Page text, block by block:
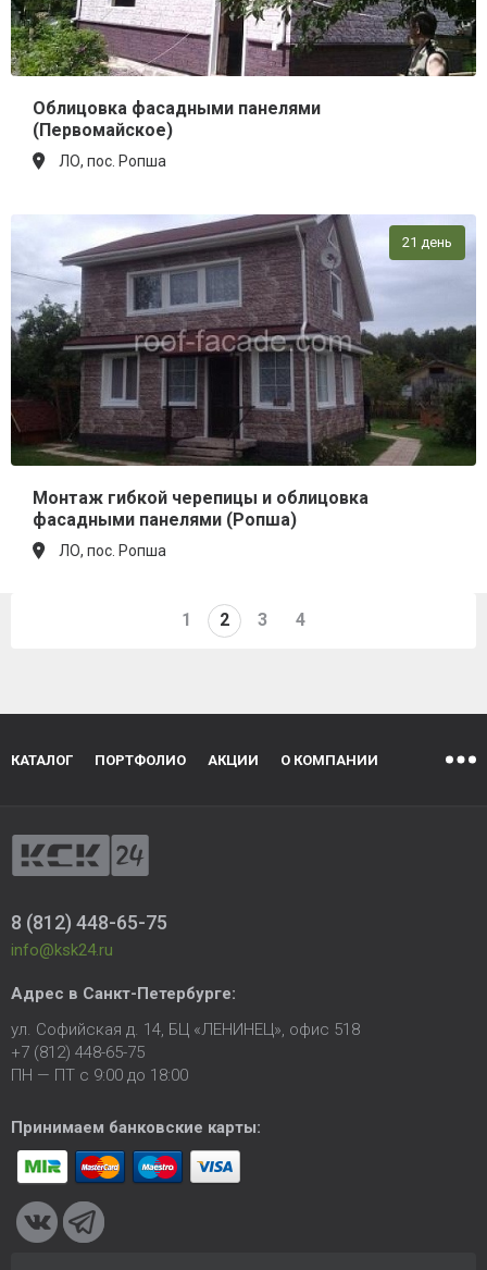
Облицовка фасадными панелями
(Первомайское)
ЛО, пос. Ропша
21 день
Монтаж гибкой черепицы и облицовка
фасадными панелями (Ропша)
ЛО, пос. Ропша
1 2 3 4
КАТАЛОГ ПОРТФОЛИО АКЦИИ О КОМПАНИИ
8 (812) 448-65-75
info@ksk24.ru
Адрес в Санкт-Петербурге:
ул. Софийская д. 14, БЦ «ЛЕНИНЕЦ», офис 518
+7 (812) 448-65-75
ПН — ПТ с 9:00 до 18:00
Принимаем банковские карты: